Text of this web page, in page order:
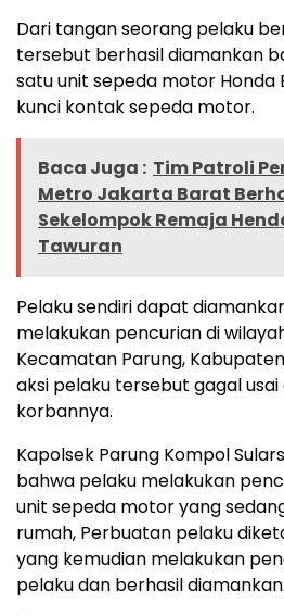
Dari tangan seorang pelaku
tersebut berhasil diamankan
satu unit sepeda motor Honda
kunci kontak sepeda motor.
Baca Juga : Tim Patroli
Metro Jakarta Barat
Sekelompok Remaja
Tawuran
Pelaku sendiri dapat
melakukan pencurian di
Kecamatan Parung,
aksi pelaku tersebut gagal
korbannya.
Kapolsek Parung Kompol
bahwa pelaku melakukan
unit sepeda motor yang
rumah, Perbuatan pelaku
yang kemudian melakukan
pelaku dan berhasil diamankan.